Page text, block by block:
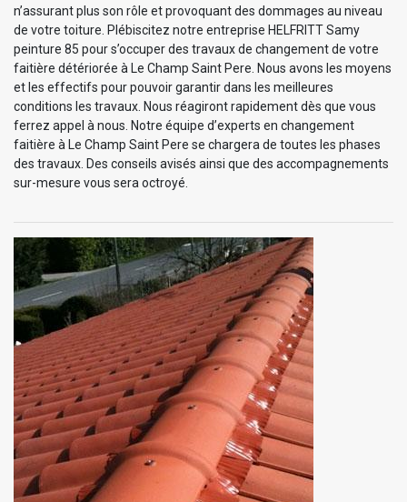
n’assurant plus son rôle et provoquant des dommages au niveau
de votre toiture. Plébiscitez notre entreprise HELFRITT Samy
peinture 85 pour s’occuper des travaux de changement de votre
faitière détériorée à Le Champ Saint Pere. Nous avons les moyens
et les effectifs pour pouvoir garantir dans les meilleures
conditions les travaux. Nous réagiront rapidement dès que vous
ferrez appel à nous. Notre équipe d’experts en changement
faitière à Le Champ Saint Pere se chargera de toutes les phases
des travaux. Des conseils avisés ainsi que des accompagnements
sur-mesure vous sera octroyé.